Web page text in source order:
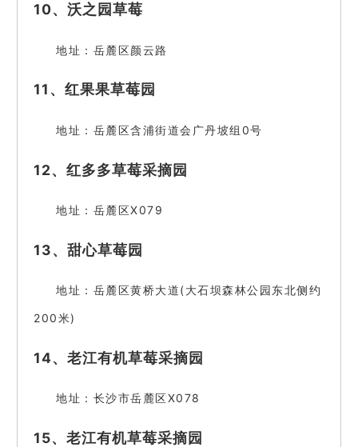
10、沃之园草莓
地址：岳麓区颜云路
11、红果果草莓园
地址：岳麓区含浦街道会广丹坡组0号
12、红多多草莓采摘园
地址：岳麓区X079
13、甜心草莓园
地址：岳麓区黄桥大道(大石坝森林公园东北侧约
200米)
14、老江有机草莓采摘园
地址：长沙市岳麓区X078
15、老江有机草莓采摘园